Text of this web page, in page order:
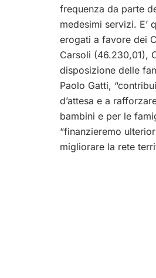
frequenza da parte
medesimi servizi. E’
erogati a favore dei
Carsoli (46.230,01),
disposizione delle
Paolo Gatti,
d’attesa e a
bambini e per le
“finanzieremo
migliorare la rete